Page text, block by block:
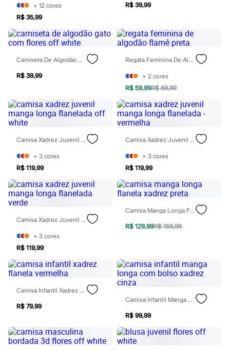
Cuecas
Meias
Moda praia
Personagens
Blusas e Camisetas
Calças
Camisas
Jeans
Moda esportiva
Shorts e Bermudas
Todos os produtos
Infantil
Em alta
Arrumadinho para os meninos
Romântico para as meninas
Inverno
Novidades
Roupas menina
0 a 24 meses
1 a 5 anos
4 a 12 anos
Roupas menino
0 a 24 meses
4 a 12 anos
10 a 16 anos
Recém-nascido
Bolsas e Mochilas
Chapéus
Botas
Chinelos
Pantufas
+ 12 cores
R$ 35,99
R$ 39,99
Camiseta De Algodão Gato Com Flores Off White
R$ 39,99
Regata Feminina De Algodão Flamê Preta
+ 2 cores
R$ 59,99R$ 69,99
Camisa Xadrez Juvenil Manga Longa Flanelada Off White
+ 3 cores
R$ 119,99
Camisa Xadrez Juvenil Manga Longa Flanelada - Vermelha
+ 3 cores
R$ 119,99
Camisa Xadrez Juvenil Manga Longa Flanelada Verde
+ 3 cores
R$ 119,99
Camisa Manga Longa Flanela Xadrez Preta
R$ 129,99R$ 159,99
Camisa Infantil Xadrez Flanela Vermelha
R$ 79,99
Camisa Infantil Manga Longa Com Bolso Xadrez Cinza
R$ 99,99